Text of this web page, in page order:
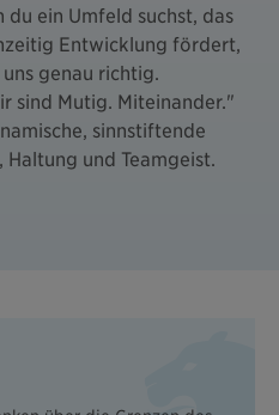
ein Umfeld suchst, das
Entwicklung fördert,
genau richtig.
sind Mutig. Miteinander."
sinnstiftende
und Teamgeist.